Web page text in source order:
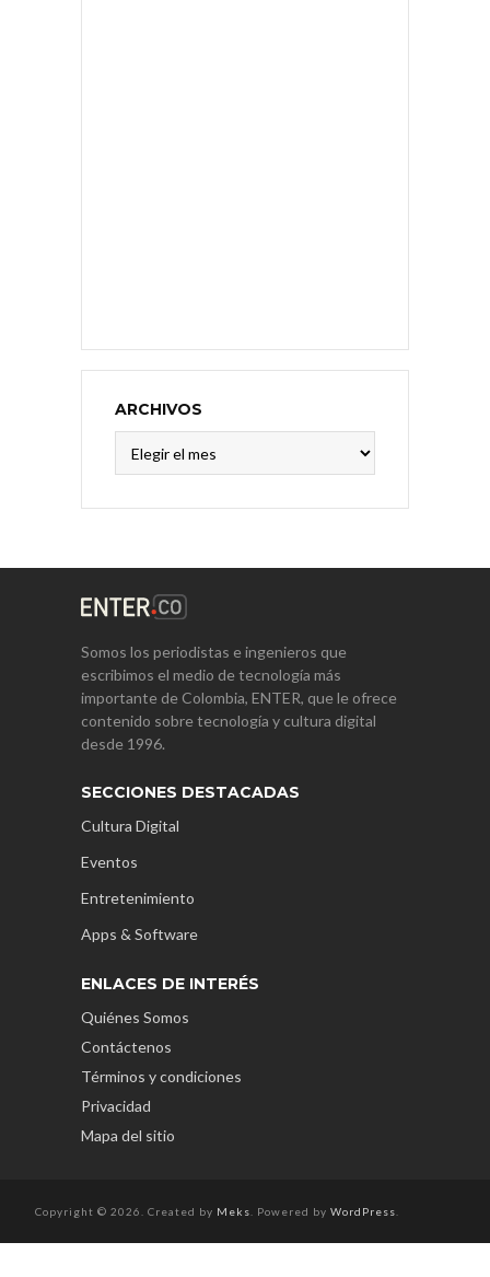
ARCHIVOS
Somos los periodistas e ingenieros que
escribimos el medio de tecnología más
importante de Colombia, ENTER, que le ofrece
contenido sobre tecnología y cultura digital
desde 1996.
SECCIONES DESTACADAS
Cultura Digital
Eventos
Entretenimiento
Apps & Software
ENLACES DE INTERÉS
Quiénes Somos
Contáctenos
Términos y condiciones
Privacidad
Mapa del sitio
Copyright © 2026. Created by Meks . Powered by WordPress